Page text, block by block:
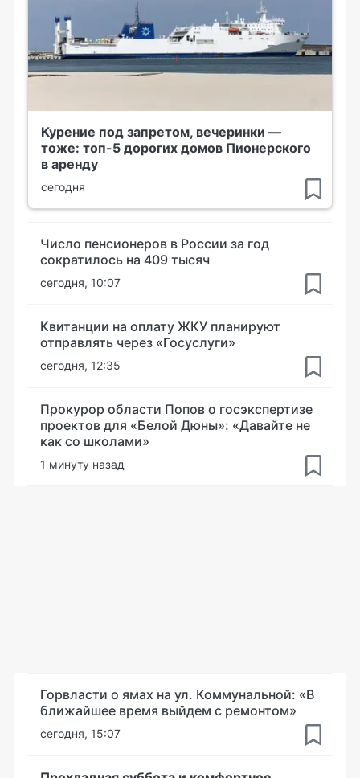
Курение под запретом, вечеринки —
тоже: топ-5 дорогих домов Пионерского
в аренду
сегодня
Число пенсионеров в России за год
сократилось на 409 тысяч
сегодня, 10:07
Квитанции на оплату ЖКУ планируют
отправлять через «Госуслуги»
сегодня, 12:35
Прокурор области Попов о госэкспертизе
проектов для «Белой Дюны»: «Давайте не
как со школами»
1 минуту назад
Горвласти о ямах на ул. Коммунальной: «В
ближайшее время выйдем с ремонтом»
сегодня, 15:07